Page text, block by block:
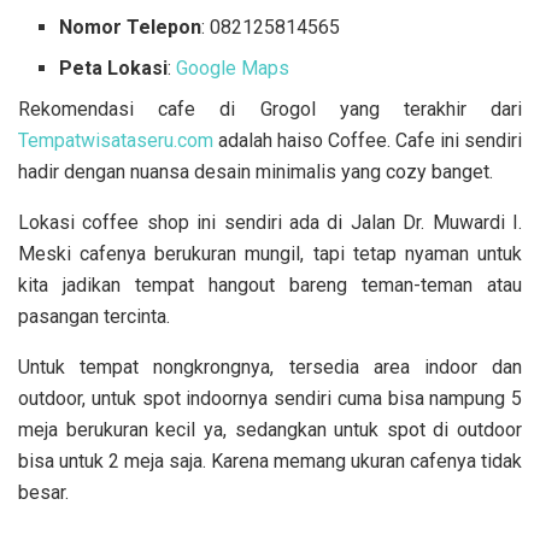
Nomor Telepon: 082125814565
Peta Lokasi:Google Maps
Rekomendasi cafe di Grogol yang terakhir dari
Tempatwisataseru.com adalah haiso Coffee. Cafe ini sendiri
hadir dengan nuansa desain minimalis yang cozy banget.
Lokasi coffee shop ini sendiri ada di Jalan Dr. Muwardi I.
Meski cafenya berukuran mungil, tapi tetap nyaman untuk
kita jadikan tempat hangout bareng teman-teman atau
pasangan tercinta.
Untuk tempat nongkrongnya, tersedia area indoor dan
outdoor, untuk spot indoornya sendiri cuma bisa nampung 5
meja berukuran kecil ya, sedangkan untuk spot di outdoor
bisa untuk 2 meja saja. Karena memang ukuran cafenya tidak
besar.